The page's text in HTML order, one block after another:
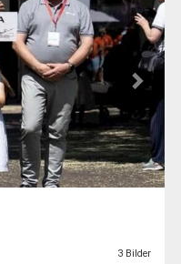
3 Bilder